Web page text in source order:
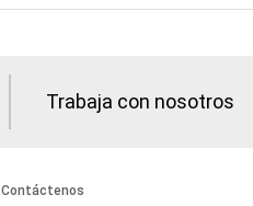
Trabaja con nosotros
Contáctenos